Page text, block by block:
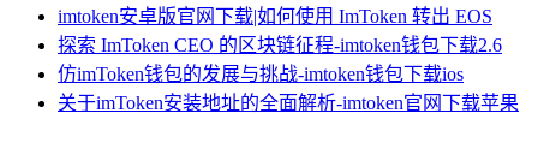
imtoken安卓版官网下载|如何使用 ImToken 转出 EOS
探索 ImToken CEO 的区块链征程-imtoken钱包下载2.6
仿imToken钱包的发展与挑战-imtoken钱包下载ios
关于imToken安装地址的全面解析-imtoken官网下载苹果